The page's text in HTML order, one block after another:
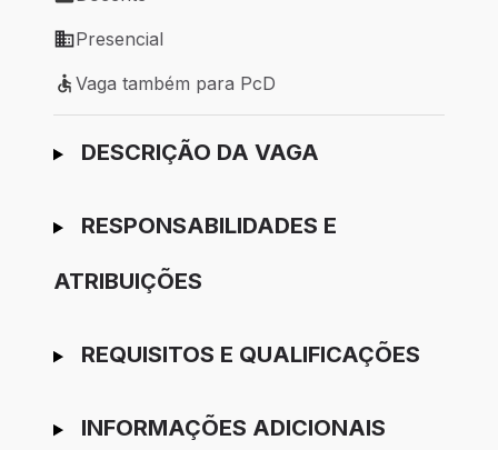
Tipo de vaga: Docente
Modelo de trabalho: Presencial
Presencial
Vaga também para PcD
Vaga também para PcD
Ir para candidatura
DESCRIÇÃO DA VAGA
RESPONSABILIDADES E
ATRIBUIÇÕES
REQUISITOS E QUALIFICAÇÕES
INFORMAÇÕES ADICIONAIS